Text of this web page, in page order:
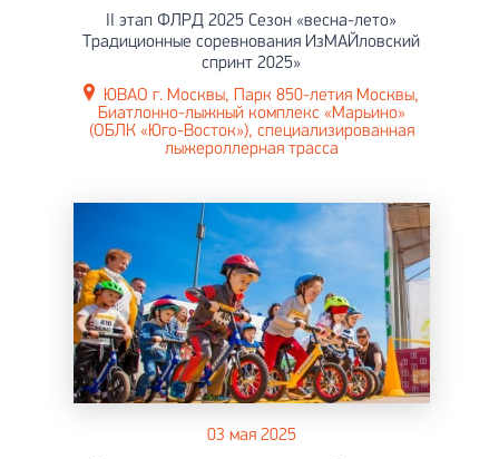
II этап ФЛРД 2025 Сезон «весна-лето»
Традиционные соревнования ИзМАЙловский
спринт 2025»
ЮВАО г. Москвы, Парк 850-летия Москвы,
Биатлонно-лыжный комплекс «Марьино»
(ОБЛК «Юго-Восток»), специализированная
лыжероллерная трасса
03 мая 2025